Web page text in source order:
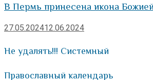
В Пермь принесена икона
27.05.202412.06.2024
Не удалять!!! Системный
Православный календарь